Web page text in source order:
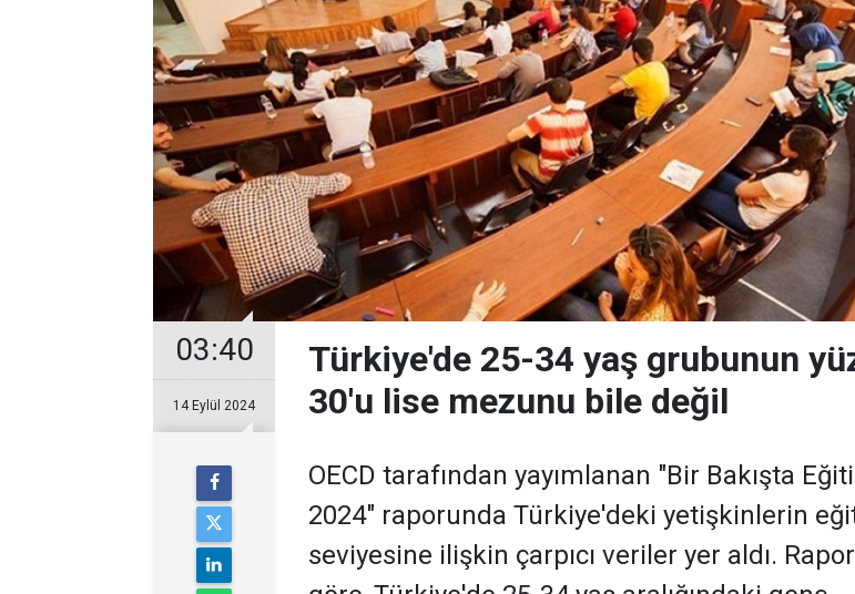
03:40
14 Eylül 2024
Türkiye'de 25-34 yaş grubunun
30'u lise mezunu bile değil
OECD tarafından yayımlanan "Bir Bakışta
2024" raporunda Türkiye'deki yetişkinlerin
seviyesine ilişkin çarpıcı veriler yer aldı.